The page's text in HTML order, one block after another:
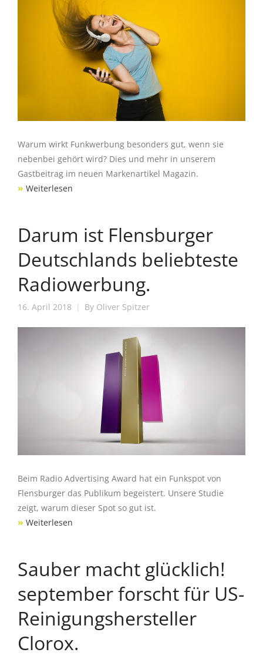
Warum wirkt Funkwerbung besonders gut, wenn sie
nebenbei gehört wird? Dies und mehr in unserem
Gastbeitrag im neuen Markenartikel Magazin.
» Weiterlesen
Darum ist Flensburger
Deutschlands beliebteste
Radiowerbung.
16. April 2018 By Oliver Spitzer
Beim Radio Advertising Award hat ein Funkspot von
Flensburger das Publikum begeistert. Unsere Studie
zeigt, warum dieser Spot so gut ist.
» Weiterlesen
Sauber macht glücklich!
september forscht für US-
Reinigungshersteller
Clorox.